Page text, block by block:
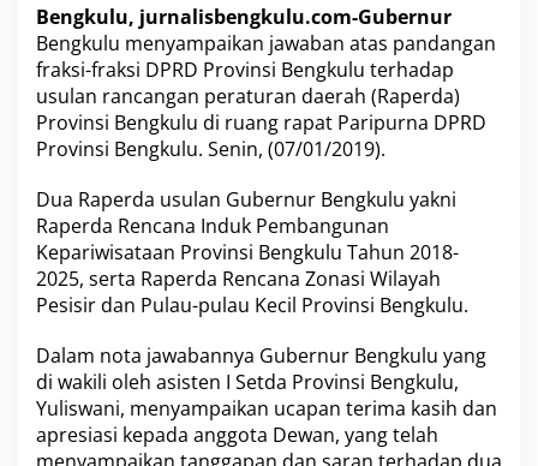
a
N
o
t
a
J
a
a
b
a
n
G
u
e
r
n
u
r
Bengkulu, jurnalisbengkulu.com-Gubernur
Bengkulu menyampaikan jawaban atas pandangan
fraksi-fraksi DPRD Provinsi Bengkulu terhadap
usulan rancangan peraturan daerah (Raperda)
Provinsi Bengkulu di ruang rapat Paripurna DPRD
Provinsi Bengkulu. Senin, (07/01/2019).
Dua Raperda usulan Gubernur Bengkulu yakni
Raperda Rencana Induk Pembangunan
Kepariwisataan Provinsi Bengkulu Tahun 2018-
2025, serta Raperda Rencana Zonasi Wilayah
Pesisir dan Pulau-pulau Kecil Provinsi Bengkulu.
Dalam nota jawabannya Gubernur Bengkulu yang
di wakili oleh asisten I Setda Provinsi Bengkulu,
Yuliswani, menyampaikan ucapan terima kasih dan
apresiasi kepada anggota Dewan, yang telah